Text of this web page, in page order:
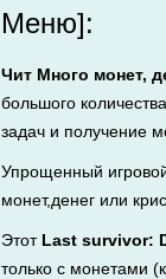
Меню]:
Чит Много монет,
большого
задач и получение
Упрощенный
монет,денег или
Этот Last survivor:
только с монетами